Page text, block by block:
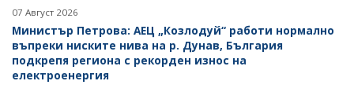
07 Август 2026
Министър Петрова: АЕЦ „Козлодуй“ работи нормално
въпреки ниските нива на р. Дунав, България
подкрепя региона с рекорден износ на
електроенергия